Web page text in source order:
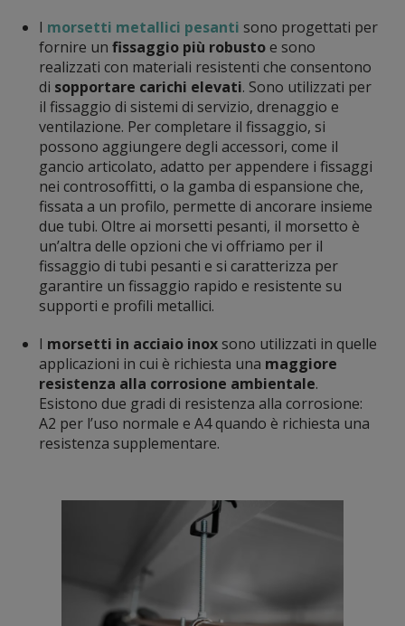
I morsetti metallici pesanti sono progettati per
fornire un fissaggio più robustoe sono
realizzati con materiali resistenti che consentono
di sopportare carichi elevati. Sono utilizzati per
il fissaggio di sistemi di servizio, drenaggio e
ventilazione. Per completare il fissaggio, si
possono aggiungere degli accessori, come il
gancio articolato, adatto per appendere i fissaggi
nei controsoffitti, o la gamba di espansione che,
fissata a un profilo, permette di ancorare insieme
due tubi. Oltre ai morsetti pesanti, il morsetto è
un’altra delle opzioni che vi offriamo per il
fissaggio di tubi pesanti e si caratterizza per
garantire un fissaggio rapido e resistente su
supporti e profili metallici.
I morsetti in acciaio inoxsono utilizzati in quelle
applicazioni in cui è richiesta una maggiore
resistenza alla corrosione ambientale.
Esistono due gradi di resistenza alla corrosione:
A2 per l’uso normale e A4 quando è richiesta una
resistenza supplementare.